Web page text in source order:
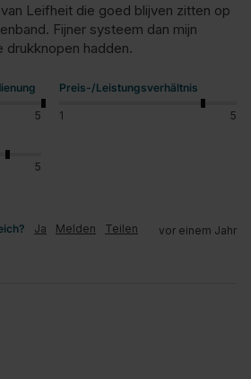
Leifheit die goed blijven zitten op
Fijner systeem dan mijn
drukknopen hadden.
5
Preis-/Leistungsverhältnis
1
5
5
Ja Melden Teilen vor einem Jahr